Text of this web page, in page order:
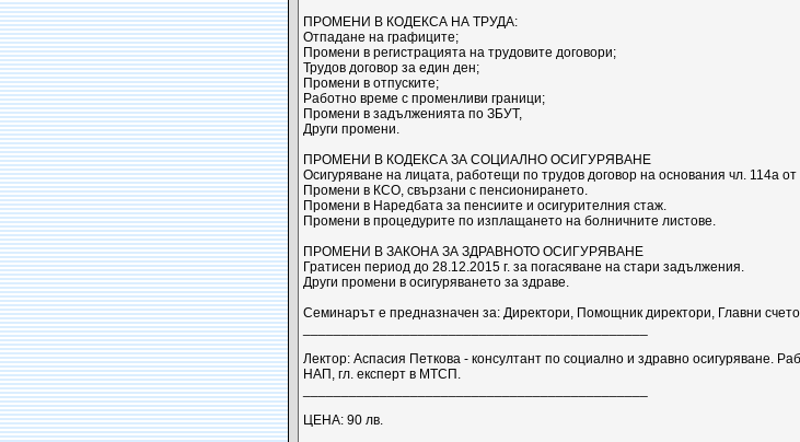
ПРОМЕНИ В КОДЕКСА НА ТРУДА:
Отпадане на графиците;
Промени в регистрацията на трудовите договори;
Трудов договор за един ден;
Промени в отпуските;
Работно време с променливи граници;
Промени в задълженията по ЗБУТ,
Други промени.
ПРОМЕНИ В КОДЕКСА ЗА СОЦИАЛНО ОСИГУРЯВАНЕ
Осигуряване на лицата, работещи по трудов договор на основания чл. 114а
Промени в КСО, свързани с пенсионирането.
Промени в Наредбата за пенсиите и осигурителния стаж.
Промени в процедурите по изплащането на болничните листове.
ПРОМЕНИ В ЗАКОНА ЗА ЗДРАВНОТО ОСИГУРЯВАНЕ
Гратисен период до 28.12.2015 г. за погасяване на стари задължения.
Други промени в осигуряването за здраве.
Семинарът е предназначен за: Директори, Помощник директори, Главни
Лектор: Аспасия Петкова - консултант по социално и здравно осигуряване.
НАП, гл. експерт в МТСП.
ЦЕНА: 90 лв.